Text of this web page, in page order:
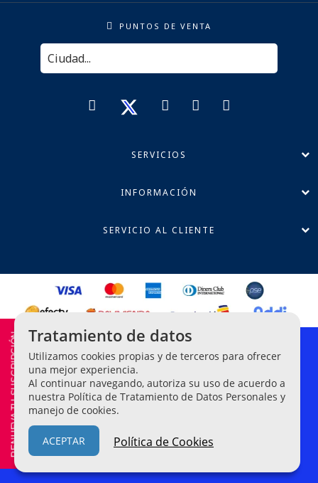
PUNTOS DE VENTA
SERVICIOS
INFORMACIÓN
SERVICIO AL CLIENTE
Política de Privacidad
Términos y Condiciones
Línea Ética de Denuncias
RENUEVA TU SUSCRIPCIÓN Tratamiento de datos
Utilizamos cookies propias y de terceros para ofrecer
una mejor experiencia.
Al continuar navegando, autoriza su uso de acuerdo a
nuestra Política de Tratamiento de Datos Personales y
manejo de cookies.
ACEPTAR Política de Cookies